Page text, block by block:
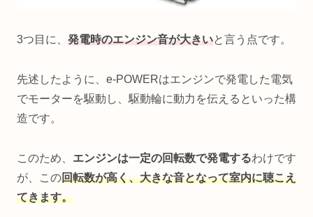
3つ目に、 発電時のエンジン音が大きいと言う点です。
先述したように、e-POWERはエンジンで発電した電気
でモーターを駆動し、駆動輪に動力を伝えるといった構
造です。
このため、 エンジンは一定の回転数で発電するわけです
が、この回転数が高く、大きな音となって室内に聴こえ
てきます。